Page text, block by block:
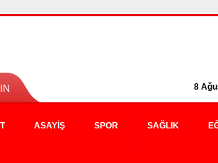
8
ASAYIŞ SPOR SAĞLIK